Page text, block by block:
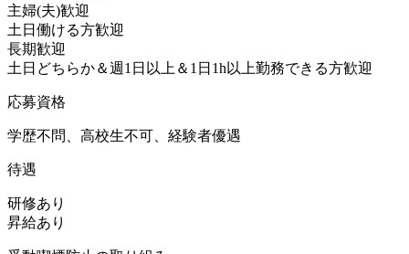
主婦(夫)歓迎
土日働ける方歓迎
長期歓迎
土日どちらか＆週1日以上＆1日1h以上勤務できる方歓迎
応募資格
学歴不問、高校生不可、経験者優遇
待遇
研修あり
昇給あり